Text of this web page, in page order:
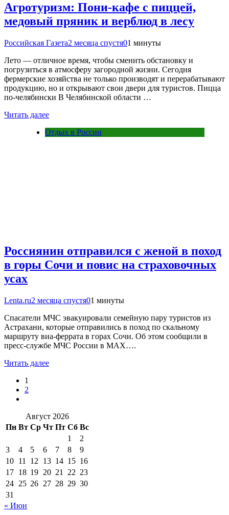
Агротуризм: Пони-кафе с пиццей,
медовый пряник и верблюд в лесу
Российская Газета2 месяца спустя01 минуты
Лето — отличное время, чтобы сменить обстановку и
погрузиться в атмосферу загородной жизни. Сегодня
фермерские хозяйства не только производят и перерабатывают
продукцию, но и открывают свои двери для туристов. Пицца
по-челябински В Челябинской области …
Читать далее
Отдых в России
Россиянин отправился с женой в поход
в горы Сочи и повис на страховочных
усах
Lenta.ru2 месяца спустя01 минуты
Спасатели МЧС эвакуировали семейную пару туристов из
Астрахани, которые отправились в поход по скальному
маршруту виа-феррата в горах Сочи. Об этом сообщили в
пресс-службе МЧС России в MAX….
Читать далее
1
2
Август 2026
Пн Вт Ср Чт Пт Сб Вс
1
2
3
4 5 6 7 8
9
10 11 12 13 14 15 16
17 18 19 20 21 22 23
24 25 26 27 28 29 30
31
« Июн